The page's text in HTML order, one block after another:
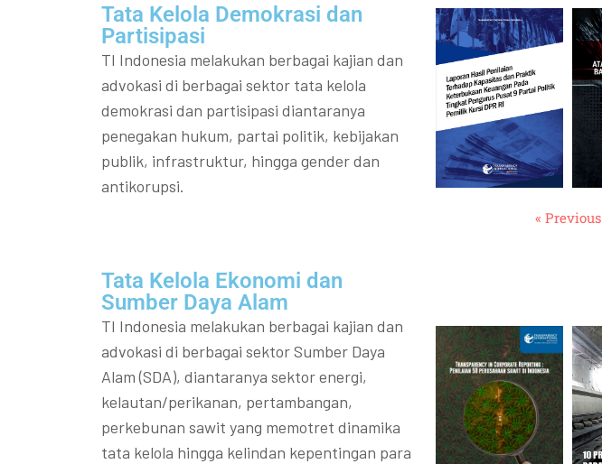
Tata Kelola Demokrasi dan
Partisipasi​
TI Indonesia melakukan berbagai kajian dan
advokasi di berbagai sektor tata kelola
demokrasi dan partisipasi diantaranya
penegakan hukum, partai politik, kebijakan
publik, infrastruktur, hingga gender dan
antikorupsi.
« Previous
Tata Kelola Ekonomi dan
Sumber Daya Alam
TI Indonesia melakukan berbagai kajian dan
advokasi di berbagai sektor Sumber Daya
Alam (SDA), diantaranya sektor energi,
kelautan/perikanan, pertambangan,
perkebunan sawit yang memotret dinamika
tata kelola hingga kelindan kepentingan para